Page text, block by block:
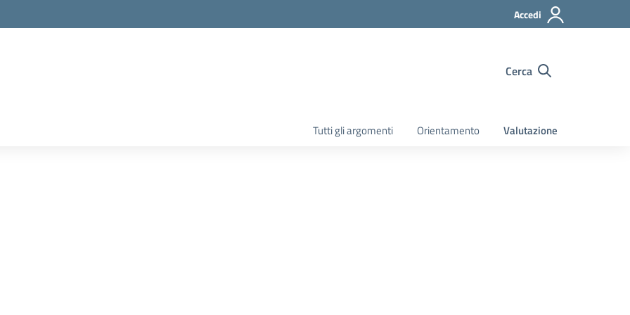
Accedi
Cerca
Tutti gli argomenti Orientamento Valutazione